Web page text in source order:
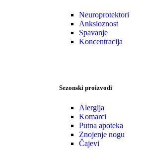
Neuroprotektori
Anksioznost
Spavanje
Koncentracija
Sezonski proizvodi
Alergija
Komarci
Putna apoteka
Znojenje nogu
Čajevi